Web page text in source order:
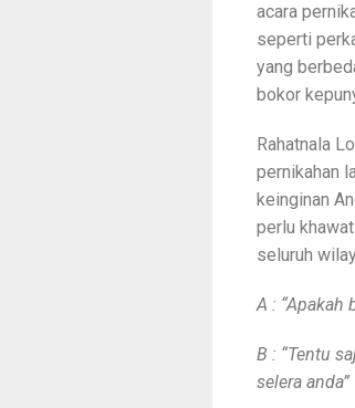
acara
seperti
yang
bokor
Rahatnala
pernikahan
keinginan
perlu
seluruh
A :
B : “Tentu
selera anda”